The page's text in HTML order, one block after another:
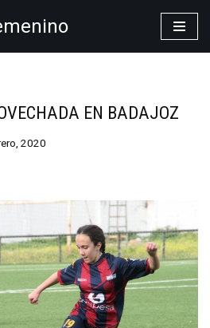
EN BADAJOZ
2020